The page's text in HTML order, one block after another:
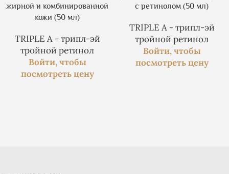
жирной и комбинированной
кожи (50 мл)
TRIPLE A - трипл-эй
тройной ретинол
Войти, чтобы
посмотреть цену
с ретинолом (50 мл)
TRIPLE A - трипл-эй
тройной ретинол
Войти, чтобы
посмотреть цену